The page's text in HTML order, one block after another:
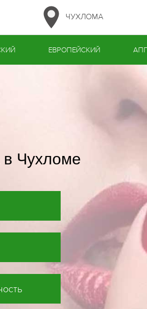
ЧУХЛОМА
ЕВРОПЕЙСКИЙ
в Чухломе